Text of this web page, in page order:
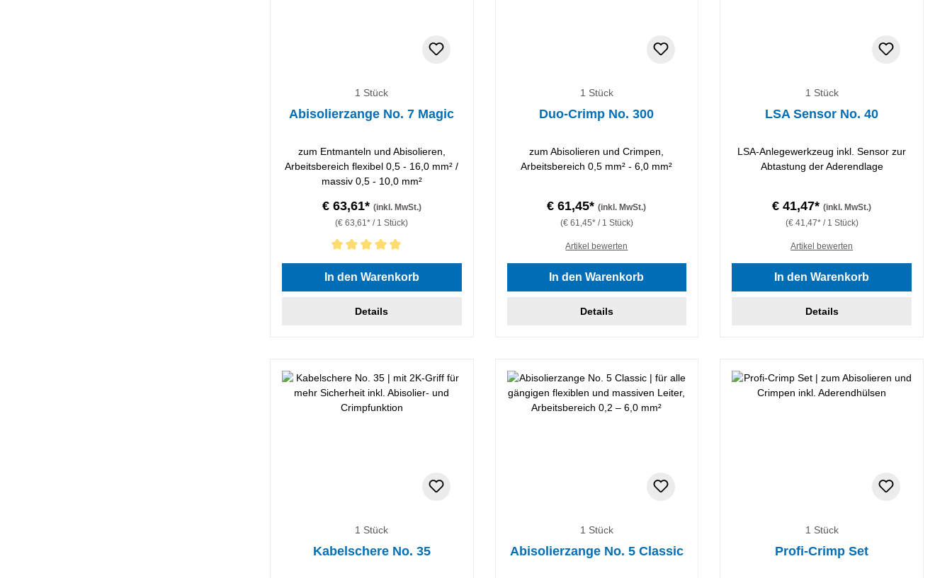
1 Stück
Abisolierzange No. 7 Magic
zum Entmanteln und Abisolieren,
Arbeitsbereich flexibel 0,5 - 16,0 mm² /
massiv 0,5 - 10,0 mm²
€ 63,61* (inkl. MwSt.)
(€ 63,61* / 1 Stück)
Durchschnittliche Bewertung von 5 von 5 Sternen
In den Warenkorb
Details
1 Stück
Duo-Crimp No. 300
zum Abisolieren und Crimpen,
Arbeitsbereich 0,5 mm² - 6,0 mm²
€ 61,45*(inkl. MwSt.)
(€ 61,45* / 1 Stück)
Artikel bewerten
In den Warenkorb
Details
1 Stück
LSA Sensor No. 40
LSA-Anlegewerkzeug inkl. Sensor zur
Abtastung der Aderendlage
€ 41,47*(inkl. MwSt.)
(€ 41,47* / 1 Stück)
Artikel bewerten
In den Warenkorb
Details
1 Stück
Kabelschere No. 35
1 Stück
Abisolierzange No. 5 Classic
1 Stück
Profi-Crimp Set